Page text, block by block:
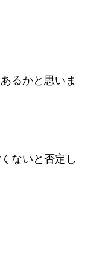
るかと思いま
ないと否定し